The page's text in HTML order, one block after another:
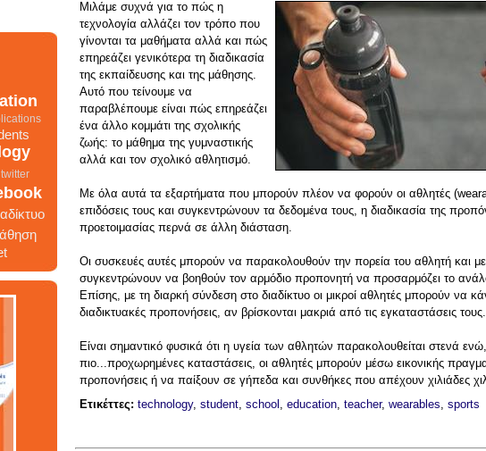
Μιλάμε συχνά για το πώς η
τεχνολογία αλλάζει τον τρόπο που
γίνονται τα μαθήματα αλλά και πώς
επηρεάζει γενικότερα τη διαδικασία
της εκπαίδευσης και της μάθησης.
Αυτό που τείνουμε να
παραβλέπουμε είναι πώς επηρεάζει
ένα άλλο κομμάτι της σχολικής
ζωής: το μάθημα της γυμναστικής
αλλά και τον σχολικό αθλητισμό.
Με όλα αυτά τα εξαρτήματα που μπορούν πλέον να φορούν οι αθλητές
επιδόσεις τους και συγκεντρώνουν τα δεδομένα τους, η διαδικασία της
προετοιμασίας περνά σε άλλη διάσταση.
Οι συσκευές αυτές μπορούν να παρακολουθούν την πορεία του αθλητή και
συγκεντρώνουν να βοηθούν τον αρμόδιο προπονητή να προσαρμόζει το
Επίσης, με τη διαρκή σύνδεση στο διαδίκτυο οι μικροί αθλητές μπορούν να
διαδικτυακές προπονήσεις, αν βρίσκονται μακριά από τις εγκαταστάσεις τους.
Είναι σημαντικό φυσικά ότι η υγεία των αθλητών παρακολουθείται στενά
πιο...προχωρημένες καταστάσεις, οι αθλητές μπορούν μέσω εικονικής
προπονήσεις ή να παίξουν σε γήπεδα και συνθήκες που απέχουν χιλιάδες
Ετικέττες: technology, student, school , education, teacher, wearables, sports